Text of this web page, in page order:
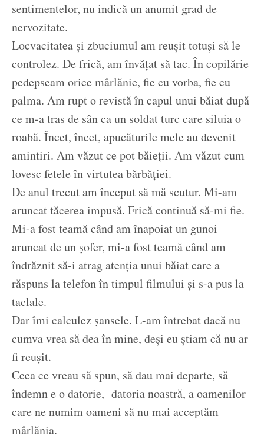
sentimentelor, nu indică un anumit grad de
nervozitate.
Locvacitatea și zbuciumul am reușit totuși să le
controlez. De frică, am învățat să tac. În copilărie
pedepseam orice mârlănie, fie cu vorba, fie cu
palma. Am rupt o revistă în capul unui băiat după
ce m-a tras de sân ca un soldat turc care siluia o
roabă. Încet, încet, apucăturile mele au devenit
amintiri. Am văzut ce pot băieții. Am văzut cum
lovesc fetele în virtutea bărbăției.
De anul trecut am început să mă scutur. Mi-am
aruncat tăcerea impusă. Frică continuă să-mi fie.
Mi-a fost teamă când am înapoiat un gunoi
aruncat de un șofer, mi-a fost teamă când am
îndrăznit să-i atrag atenția unui băiat care a
răspuns la telefon în timpul filmului și s-a pus la
taclale.
Dar îmi calculez șansele. L-am întrebat dacă nu
cumva vrea să dea în mine, deși eu știam că nu ar
fi reușit.
Ceea ce vreau să spun, să dau mai departe, să
îndemn e o datorie, datoria noastră, a oamenilor
care ne numim oameni să nu mai acceptăm
mârlănia.